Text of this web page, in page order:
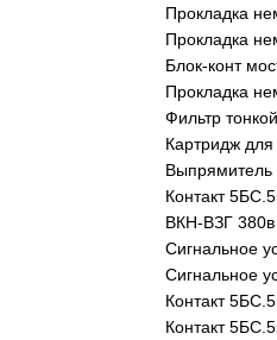
Прокладка
Прокладка
Блок-конт
Прокладка
Фильтр
Картридж для
Выпрямитель
Контакт
ВКН-ВЗГ
Сигнальное
Сигнальное
Контакт
Контакт